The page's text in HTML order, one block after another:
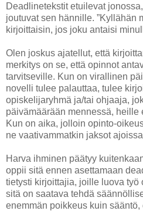
Deadlinetekstit etuilevat
joutuvat sen hännille. ”Kyllähän
kirjoittaisin, jos joku antaisi
Olen joskus ajatellut, että
merkitys on se, että opinnot
tarvitseville. Kun on virallinen
novelli tulee palauttaa, tulee
opiskelijaryhmä ja/tai ohjaaja,
päivämäärään mennessä, heille
Kun on aika, jolloin opinto-
ne vaativammatkin jaksot
Harva ihminen päätyy
oppii sitä ennen asettamaan
tietysti kirjoittajia, joille luova työ
sitä on saatava tehdä
enemmän poikkeus kuin